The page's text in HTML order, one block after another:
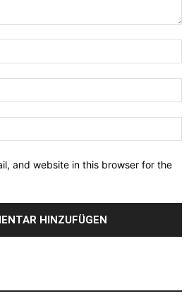
and website in this browser for the